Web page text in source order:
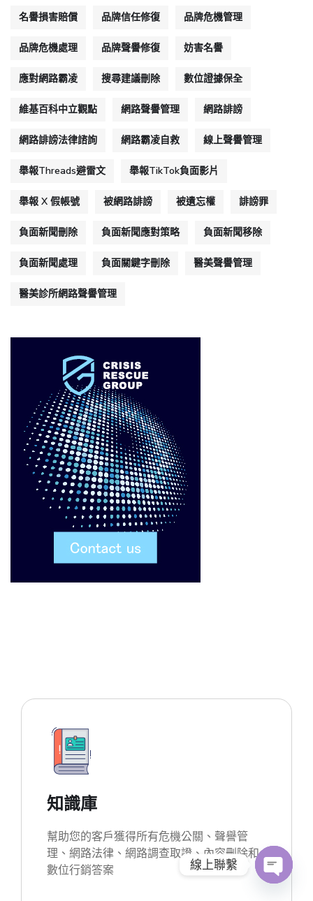
名譽損害賠償 品牌信任修復 品牌危機管理
品牌危機處理 品牌聲譽修復 妨害名譽
應對網路霸凌 搜尋建議刪除 數位證據保全
維基百科中立觀點 網路聲譽管理 網路誹謗
網路誹謗法律諮詢 網路霸凌自救 線上聲譽管理
舉報Threads避雷文 舉報TikTok負面影片
舉報 X 假帳號 被網路誹謗 被遺忘權 誹謗罪
負面新聞刪除 負面新聞應對策略 負面新聞移除
負面新聞處理 負面關鍵字刪除 醫美聲譽管理
醫美診所網路聲譽管理
知識庫
幫助您的客戶獲得所有危機公關、聲譽管
理、網路法律、網路調查取證、內容刪除和
數位行銷答案
線上聯繫